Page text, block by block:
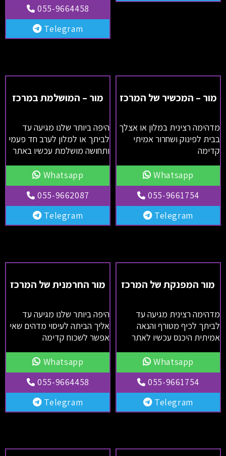
055-9664458
Telegram
מור – המכשיר של המרכז
מדהימה רצינית במלון או אצלך
בבית לפינוק ושחרור אמיתי
קדימה
Whatsapp
055-9661754
Telegram
מור – המושלמת במרכז
היפה ביותר שלנו מגיעה עד
לביתך או למלון לערב חד פעמי
ותחושה מושלמת עכשיו באתר
Whatsapp
055-9662087
Telegram
מור המפנקת של המרכז
מדהימה רצינית מגיעה עד
לביתך לכיף מטורף והנאה
אמיתית היכנס עכשיו לאתר
Whatsapp
055-9661754
Telegram
מור החרמנית של המרכז
היפה ביותר שלנו מגיעה עד
אליך הביתה לעיסוי מדהים שאי
אפשר לשכוח קדימה
Whatsapp
055-9664458
Telegram